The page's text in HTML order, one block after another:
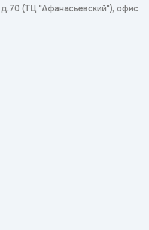
(ТЦ "Афанасьевский"), офис